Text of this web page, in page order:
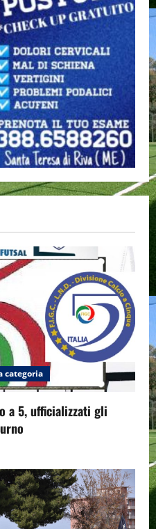
categoria
a 5, ufficializzati gli